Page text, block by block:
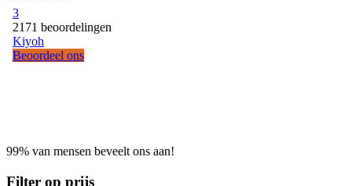
99% van mensen beveelt ons aan!
Filter op prijs